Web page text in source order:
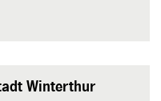
Winterthur